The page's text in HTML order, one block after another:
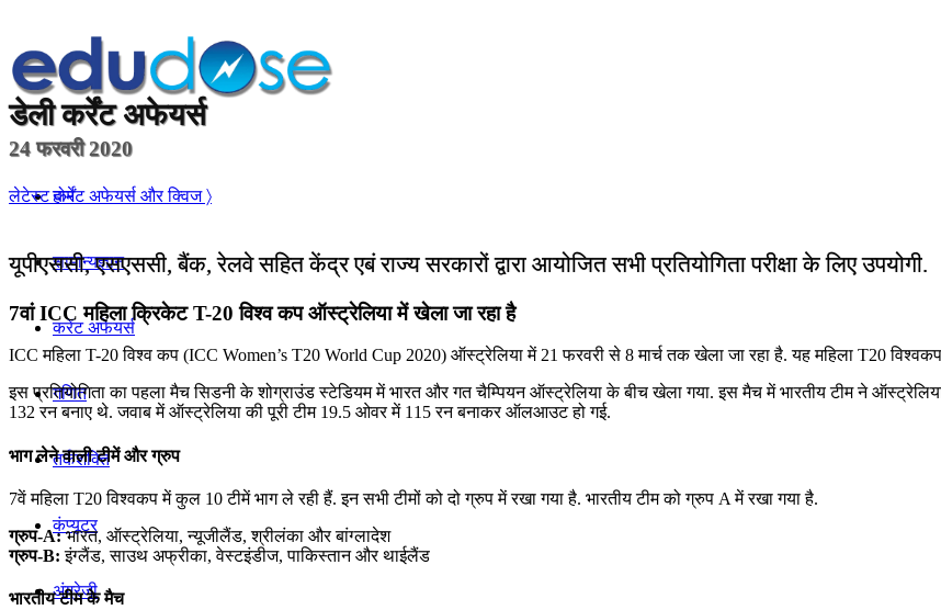
होम
सामान्यज्ञान
करेंट अफेयर्स
गणित
तर्कशक्ति
कंप्यूटर
अंग्रेजी
डेली कर्रेंट अफेयर्स
24 फरवरी 2020
लेटेस्ट कर्रेंट अफेयर्स और क्विज 〉
यूपीएससी, एसएससी, बैंक, रेलवे सहित केंद्र एबं राज्य सरकारों द्वारा आयोजित सभी प्रतियोगिता परीक्षा के लिए उपयोगी.
7वां ICC महिला क्रिकेट T-20 विश्व कप ऑस्ट्रेलिया में खेला जा रहा है
ICC महिला T-20 विश्व कप (ICC Women’s T20 World Cup 2020) ऑस्ट्रेलिया में 21 फरवरी से 8 मार्च तक खेला जा रहा है. यह महिला T20
इस प्रतियोगिता का पहला मैच सिडनी के शोग्राउंड स्टेडियम में भारत और गत चैम्पियन ऑस्ट्रेलिया के बीच खेला गया. इस मैच में भारतीय टीम ने
132 रन बनाए थे. जवाब में ऑस्ट्रेलिया की पूरी टीम 19.5 ओवर में 115 रन बनाकर ऑलआउट हो गई.
भाग लेने वाली टीमें और ग्रुप
7वें महिला T20 विश्वकप में कुल 10 टीमें भाग ले रही हैं. इन सभी टीमों को दो ग्रुप में रखा गया है. भारतीय टीम को ग्रुप A में रखा गया है.
ग्रुप-A:भारत, ऑस्ट्रेलिया, न्यूजीलैंड, श्रीलंका और बांग्लादेश
ग्रुप-B: इंग्लैंड, साउथ अफ्रीका, वेस्टइंडीज, पाकिस्तान और थाईलैंड
भारतीय टीम के मैच